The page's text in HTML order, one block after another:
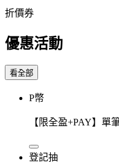
折價券
優惠活動
看全部
P幣
【限全盈+PAY】單
登記抽